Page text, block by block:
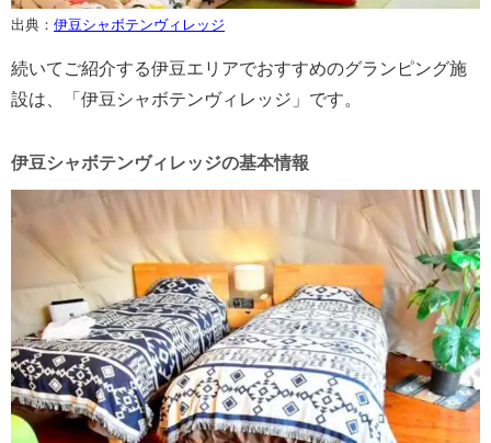
出典： 伊豆シャボテンヴィレッジ
続いてご紹介する伊豆エリアでおすすめのグランピング施
設は、「伊豆シャボテンヴィレッジ」です。
伊豆シャボテンヴィレッジの基本情報